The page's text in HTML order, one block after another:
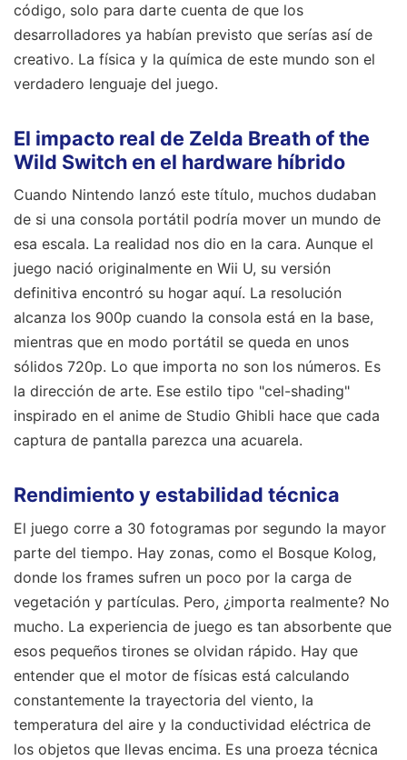
código, solo para darte cuenta de que los
desarrolladores ya habían previsto que serías así de
creativo. La física y la química de este mundo son el
verdadero lenguaje del juego.
El impacto real de Zelda Breath of the
Wild Switch en el hardware híbrido
Cuando Nintendo lanzó este título, muchos dudaban
de si una consola portátil podría mover un mundo de
esa escala. La realidad nos dio en la cara. Aunque el
juego nació originalmente en Wii U, su versión
definitiva encontró su hogar aquí. La resolución
alcanza los 900p cuando la consola está en la base,
mientras que en modo portátil se queda en unos
sólidos 720p. Lo que importa no son los números. Es
la dirección de arte. Ese estilo tipo "cel-shading"
inspirado en el anime de Studio Ghibli hace que cada
captura de pantalla parezca una acuarela.
Rendimiento y estabilidad técnica
El juego corre a 30 fotogramas por segundo la mayor
parte del tiempo. Hay zonas, como el Bosque Kolog,
donde los frames sufren un poco por la carga de
vegetación y partículas. Pero, ¿importa realmente? No
mucho. La experiencia de juego es tan absorbente que
esos pequeños tirones se olvidan rápido. Hay que
entender que el motor de físicas está calculando
constantemente la trayectoria del viento, la
temperatura del aire y la conductividad eléctrica de
los objetos que llevas encima. Es una proeza técnica